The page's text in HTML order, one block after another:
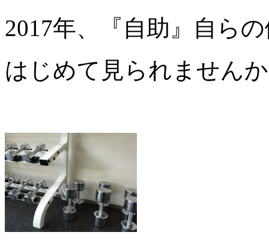
2017年、『自助』自ら
はじめて見られません